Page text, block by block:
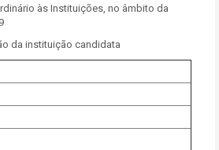
às Instituições, no âmbito da
da instituição candidata